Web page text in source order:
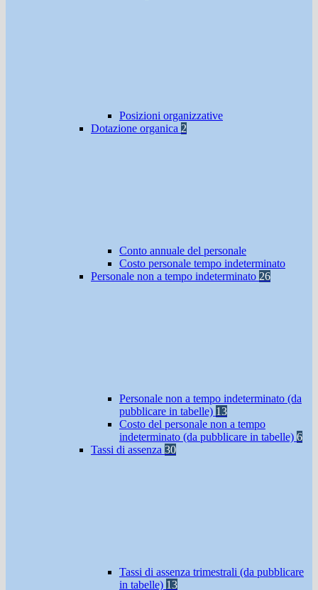
Posizioni organizzative
Dotazione organica 2
Conto annuale del personale
Costo personale tempo indeterminato
Personale non a tempo indeterminato 26
Personale non a tempo indeterminato (da
pubblicare in tabelle) 13
Costo del personale non a tempo
indeterminato (da pubblicare in tabelle) 6
Tassi di assenza 30
Tassi di assenza trimestrali (da pubblicare
in tabelle) 13